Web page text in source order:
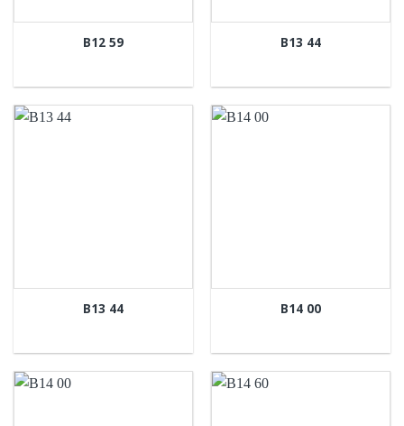
B12 59 B13 44
B13 44 B14 00